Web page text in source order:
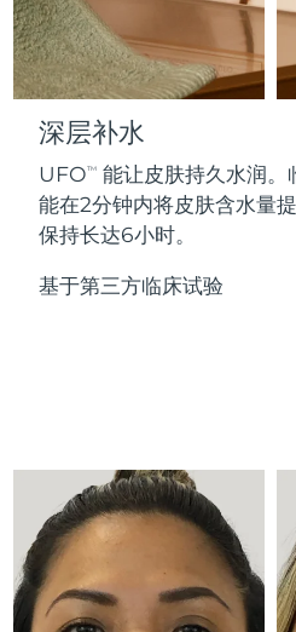
深层补水
UFOTM
能让皮肤持久水润。
能在2分钟内将皮肤含水量
保持长达6小时。
基于第三方临床试验
PEACH™ 2
Travel-friendly
PEACH™
Cooling IPL hair
Firming body
ESPADA™ 2
Acne treatment
ESPADA™
Concentrated
ESPADA™ 设
IRIS™ 2
Rejuvenating
眼部护肤
Advanced eye
眼部护理设备
毛孔护理
KIWI™
KIWI™
Blackhead
LUNA™ 4
2-in-1 LED scalp
FLIP™ play
LED light
牙齿美白
NEW
issa™ Teeth
Dual LED +
更多的
全部购买
中国香港特别行政区
匈牙利
冰岛
印度尼西亚
爱尔兰
马恩岛
日本
泽西岛
哈萨克斯坦